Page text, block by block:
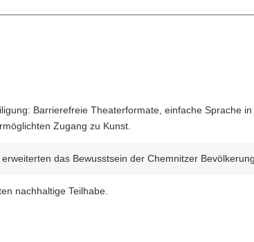
Barrierefreie Theaterformate, einfache Sprache in
Zugang zu Kunst.
das Bewusstsein der Chemnitzer Bevölkerung.
nachhaltige Teilhabe.